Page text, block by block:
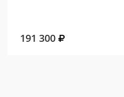
191 300